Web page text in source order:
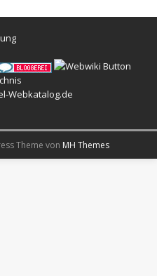
Webkatalog.de
Theme von MH Themes